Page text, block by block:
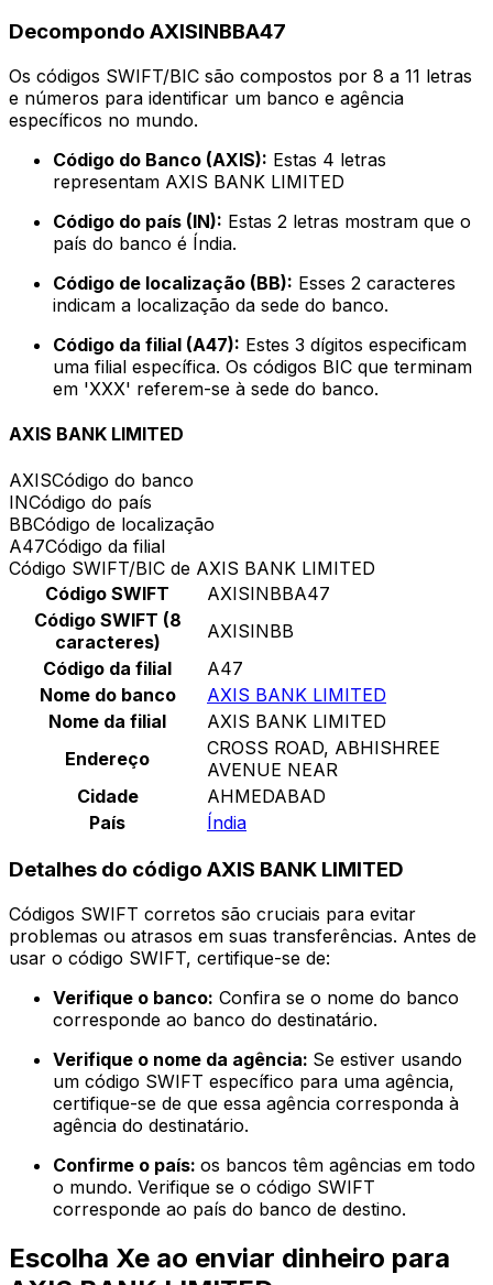
Decompondo AXISINBBA47
Os códigos SWIFT/BIC são compostos por 8 a 11 letras
e números para identificar um banco e agência
específicos no mundo.
Código do Banco (AXIS): Estas 4 letras
representam AXIS BANK LIMITED
Código do país (IN): Estas 2 letras mostram que o
país do banco é Índia.
Código de localização (BB): Esses 2 caracteres
indicam a localização da sede do banco.
Código da filial (A47): Estes 3 dígitos especificam
uma filial específica. Os códigos BIC que terminam
em 'XXX' referem-se à sede do banco.
AXIS BANK LIMITED
AXISCódigo do banco
INCódigo do país
BBCódigo de localização
A47Código da filial
Código SWIFT/BIC de AXIS BANK LIMITED
Código SWIFT
AXISINBBA47
Código SWIFT (8
caracteres)
AXISINBB
Código da filial
A47
Nome do banco
AXIS BANK LIMITED
Nome da filial
AXIS BANK LIMITED
Endereço
CROSS ROAD, ABHISHREE
AVENUE NEAR
Cidade
AHMEDABAD
País
Índia
Detalhes do código AXIS BANK LIMITED
Códigos SWIFT corretos são cruciais para evitar
problemas ou atrasos em suas transferências. Antes de
usar o código SWIFT, certifique-se de:
Verifique o banco: Confira se o nome do banco
corresponde ao banco do destinatário.
Verifique o nome da agência: Se estiver usando
um código SWIFT específico para uma agência,
certifique-se de que essa agência corresponda à
agência do destinatário.
Confirme o país: os bancos têm agências em todo
o mundo. Verifique se o código SWIFT
corresponde ao país do banco de destino.
Escolha Xe ao enviar dinheiro para